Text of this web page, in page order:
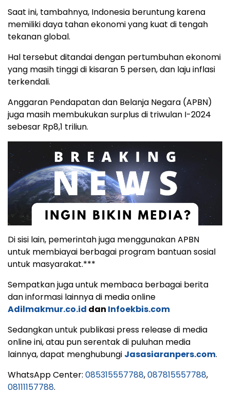
Saat ini, tambahnya, Indonesia beruntung karena
memiliki daya tahan ekonomi yang kuat di tengah
tekanan global.
Hal tersebut ditandai dengan pertumbuhan ekonomi
yang masih tinggi di kisaran 5 persen, dan laju inflasi
terkendali.
Anggaran Pendapatan dan Belanja Negara (APBN)
juga masih membukukan surplus di triwulan I-2024
sebesar Rp8,1 triliun.
Di sisi lain, pemerintah juga menggunakan APBN
untuk membiayai berbagai program bantuan sosial
untuk masyarakat.***
Sempatkan juga untuk membaca berbagai berita
dan informasi lainnya di media online
Adilmakmur.co.id dan Infoekbis.com
Sedangkan untuk publikasi press release di media
online ini, atau pun serentak di puluhan media
lainnya, dapat menghubungi Jasasiaranpers.com.
WhatsApp Center: 085315557788,087815557788,
08111157788.